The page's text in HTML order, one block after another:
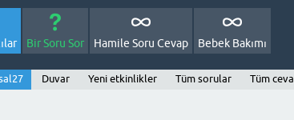
Bir Soru Sor Hamile Soru Cevap Bebek Bakımı
Duvar Yeni etkinlikler Tüm sorular Tüm